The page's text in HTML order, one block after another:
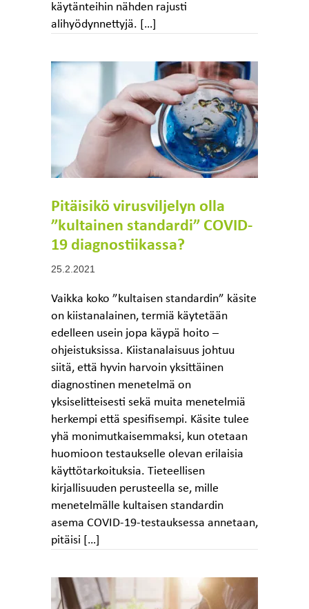
käytänteihin nähden rajusti
alihyödynnettyjä. […]
Pitäisikö virusviljelyn olla
”kultainen standardi” COVID-
19 diagnostiikassa?
25.2.2021
Vaikka koko ”kultaisen standardin” käsite
on kiistanalainen, termiä käytetään
edelleen usein jopa käypä hoito –
ohjeistuksissa. Kiistanalaisuus johtuu
siitä, että hyvin harvoin yksittäinen
diagnostinen menetelmä on
yksiselitteisesti sekä muita menetelmiä
herkempi että spesifisempi. Käsite tulee
yhä monimutkaisemmaksi, kun otetaan
huomioon testaukselle olevan erilaisia
käyttötarkoituksia. Tieteellisen
kirjallisuuden perusteella se, mille
menetelmälle kultaisen standardin
asema COVID-19-testauksessa annetaan,
pitäisi […]